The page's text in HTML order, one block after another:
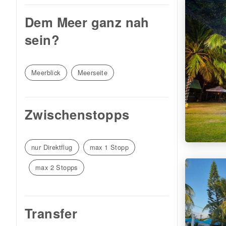
Dem Meer ganz nah
sein?
Meerblick Meerseite
Zwischenstopps
nur Direktflug max 1 Stopp
max 2 Stopps
Transfer